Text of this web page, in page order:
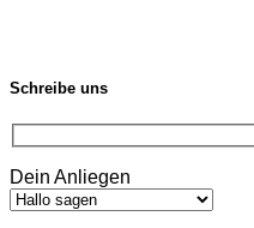
Schreibe uns
Dein Anliegen